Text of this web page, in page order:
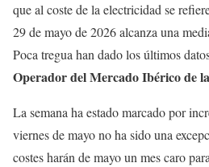
que al coste de la electricidad se
29 de mayo de 2026 alcanza una
Poca tregua han dado los últimos
Operador del Mercado Ibérico de
La semana ha estado marcado por
viernes de mayo no ha sido una
costes harán de mayo un mes caro